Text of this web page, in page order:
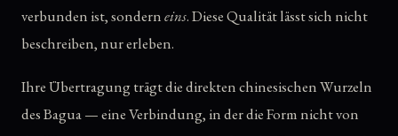
verbunden ist, sonderneins. Diese Qualität lässt sich nicht
beschreiben, nur erleben.
Ihre Übertragung trägt die direkten chinesischen Wurzeln
des Bagua — eine Verbindung, in der die Form nicht von